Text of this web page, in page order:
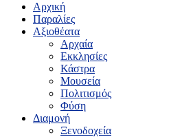
Αρχική
Παραλίες
Αξιοθέατα
Αρχαία
Εκκλησίες
Κάστρα
Μουσεία
Πολιτισμός
Φύση
Διαμονή
Ξενοδοχεία